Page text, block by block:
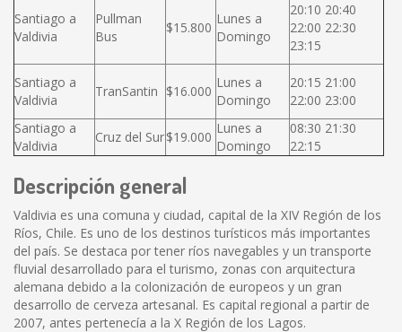
Santiago a
Valdivia
Pullman
Bus
$15.800
Lunes a
Domingo
20:10 20:40
22:00 22:30
23:15
Santiago a
Valdivia
TranSantin $16.000
Lunes a
Domingo
20:15 21:00
22:00 23:00
Santiago a
Valdivia
Cruz del Sur$19.000
Lunes a
Domingo
08:30 21:30
22:15
Descripción general
Valdivia es una comuna y ciudad, capital de la XIV Región de los
Ríos, Chile. Es uno de los destinos turísticos más importantes
del país. Se destaca por tener ríos navegables y un transporte
fluvial desarrollado para el turismo, zonas con arquitectura
alemana debido a la colonización de europeos y un gran
desarrollo de cerveza artesanal. Es capital regional a partir de
2007, antes pertenecía a la X Región de los Lagos.